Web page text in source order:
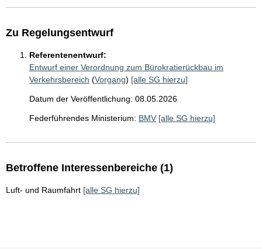
Zu Regelungsentwurf
Referentenentwurf:
Entwurf einer Verordnung zum Bürokratierückbau im
Verkehrsbereich (Vorgang) [alle SG hierzu]
Datum der Veröffentlichung: 08.05.2026
Federführendes Ministerium: BMV [alle SG hierzu]
Betroffene Interessenbereiche (1)
Luft- und Raumfahrt [alle SG hierzu]